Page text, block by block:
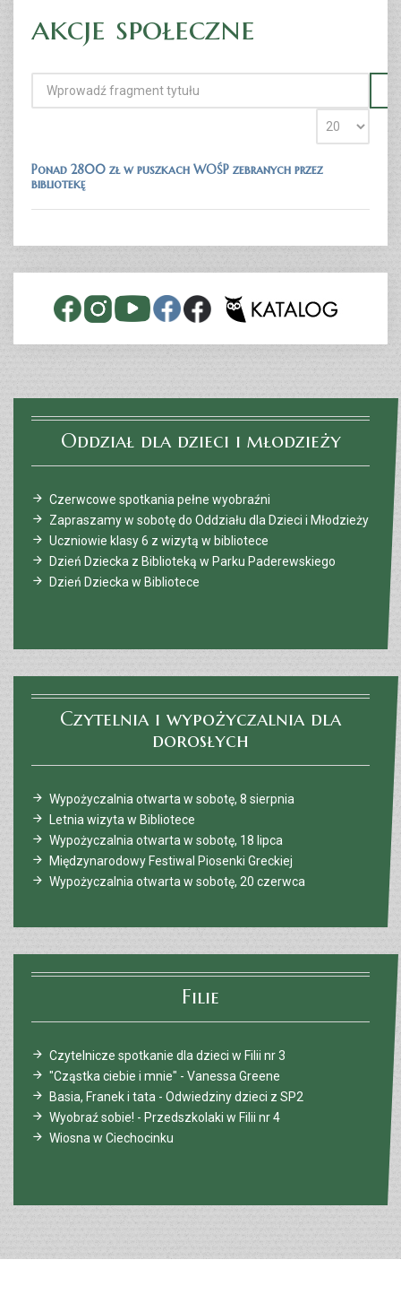
akcje społeczne
Ponad 2800 zł w puszkach WOŚP zebranych przez
bibliotekę
Oddział dla dzieci i młodzieży
Czerwcowe spotkania pełne wyobraźni
Zapraszamy w sobotę do Oddziału dla Dzieci i Młodzieży
Uczniowie klasy 6 z wizytą w bibliotece
Dzień Dziecka z Biblioteką w Parku Paderewskiego
Dzień Dziecka w Bibliotece
Czytelnia i wypożyczalnia dla
dorosłych
Wypożyczalnia otwarta w sobotę, 8 sierpnia
Letnia wizyta w Bibliotece
Wypożyczalnia otwarta w sobotę, 18 lipca
Międzynarodowy Festiwal Piosenki Greckiej
Wypożyczalnia otwarta w sobotę, 20 czerwca
Filie
Czytelnicze spotkanie dla dzieci w Filii nr 3
"Cząstka ciebie i mnie" - Vanessa Greene
Basia, Franek i tata - Odwiedziny dzieci z SP2
Wyobraź sobie! - Przedszkolaki w Filii nr 4
Wiosna w Ciechocinku